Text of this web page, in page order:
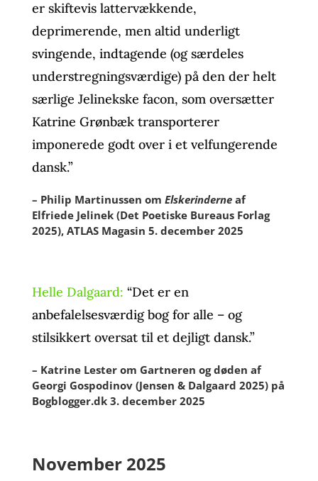
er skiftevis lattervækkende,
deprimerende, men altid underligt
svingende, indtagende (og særdeles
understregningsværdige) på den der helt
særlige Jelinekske facon, som oversætter
Katrine Grønbæk transporterer
imponerede godt over i et velfungerende
dansk.”
– Philip Martinussen om Elskerinderneaf
Elfriede Jelinek (Det Poetiske Bureaus Forlag
2025), ATLAS Magasin 5. december 2025
Helle Dalgaard: “Det er en
anbefalelsesværdig bog for alle – og
stilsikkert oversat til et dejligt dansk.”
– Katrine Lester om Gartneren og døden af
Georgi Gospodinov (Jensen & Dalgaard 2025) på
Bogblogger.dk 3. december 2025
November 2025